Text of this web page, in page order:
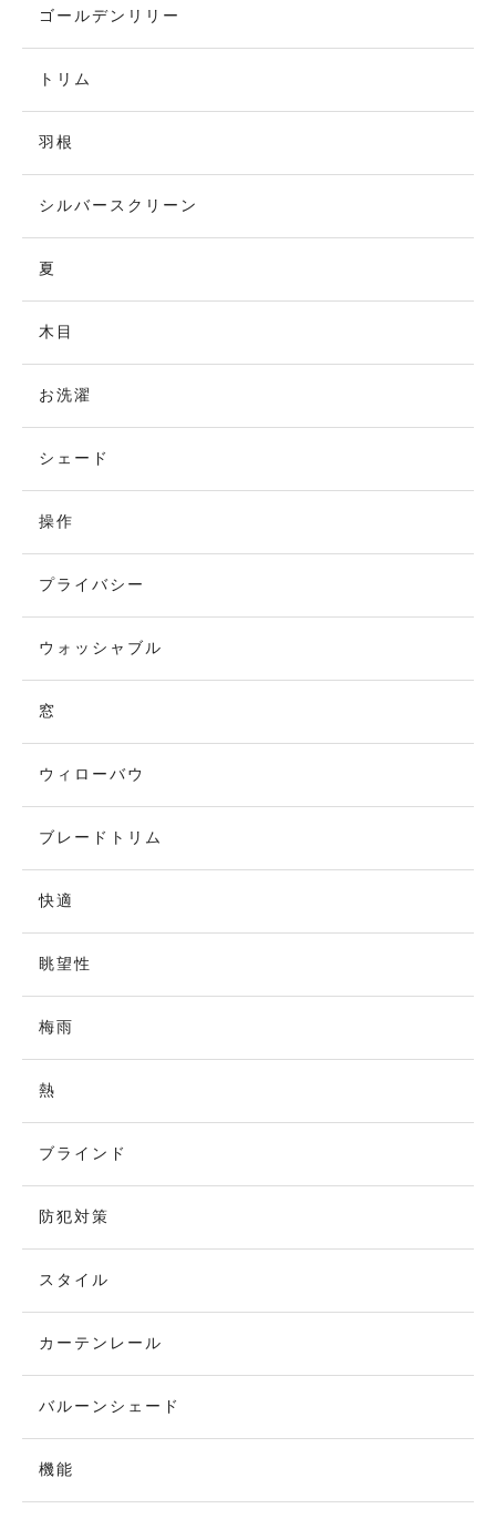
ゴールデンリリー
トリム
羽根
シルバースクリーン
夏
木目
お洗濯
シェード
操作
プライバシー
ウォッシャブル
窓
ウィローバウ
ブレードトリム
快適
眺望性
梅雨
熱
ブラインド
防犯対策
スタイル
カーテンレール
バルーンシェード
機能